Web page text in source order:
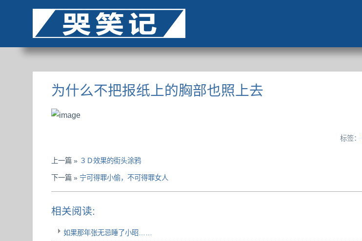
为什么不把报纸上的胸部也照上去
标签：
上一篇 » ３Ｄ效果的街头涂鸦
下一篇 » 宁可得罪小偷，不可得罪女人
相关阅读:
如果那年张无忌睡了小昭……